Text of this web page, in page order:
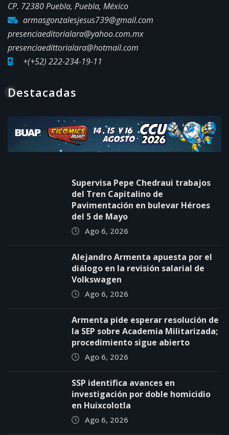
CP. 72380 Puebla, Puebla, México
armasgonzalesjesus739@gmail.com
presenciaeditorialara@yahoo.com.mx
presenciaedittorialara@hotmail.com
+(+52) 222-234-19-11
Destacadas
Supervisa Pepe Chedraui trabajos
del Tren Capitalino de
Pavimentación en bulevar Héroes
del 5 de Mayo
Ago 6, 2026
Alejandro Armenta apuesta por el
diálogo en la revisión salarial de
Volkswagen
Ago 6, 2026
Armenta pide esperar resolución de
la SEP sobre Academia Militarizada;
procedimiento sigue abierto
Ago 6, 2026
SSP identifica avances en
investigación por doble homicidio
en Huixcolotla
Ago 6, 2026